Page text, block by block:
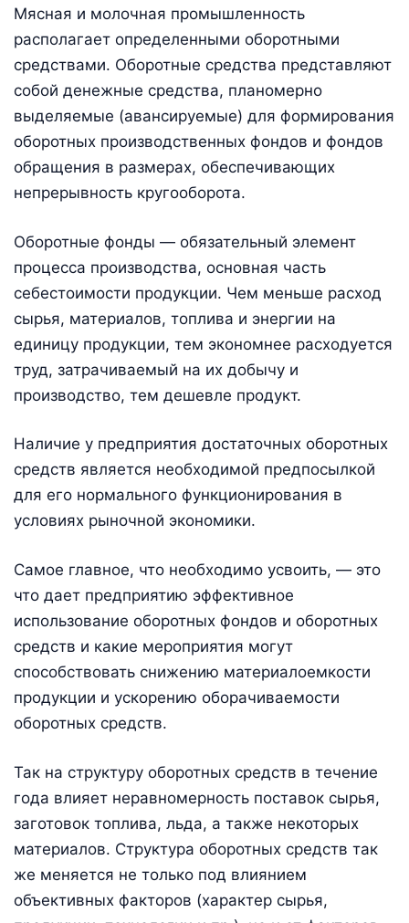
Мясная и молочная промышленность
располагает определенными оборотными
средствами. Оборотные средства представляют
собой денежные средства, планомерно
выделяемые (авансируемые) для формирования
оборотных производственных фондов и фондов
обращения в размерах, обеспечивающих
непрерывность кругооборота.
Оборотные фонды — обязательный элемент
процесса производства, основная часть
себестоимости продукции. Чем меньше расход
сырья, материалов, топлива и энергии на
единицу продукции, тем экономнее расходуется
труд, затрачиваемый на их добычу и
производство, тем дешевле продукт.
Наличие у предприятия достаточных оборотных
средств является необходимой предпосылкой
для его нормального функционирования в
условиях рыночной экономики.
Самое главное, что необходимо усвоить, — это
что дает предприятию эффективное
использование оборотных фондов и оборотных
средств и какие мероприятия могут
способствовать снижению материалоемкости
продукции и ускорению оборачиваемости
оборотных средств.
Так на структуру оборотных средств в течение
года влияет неравномерность поставок сырья,
заготовок топлива, льда, а также некоторых
материалов. Структура оборотных средств так
же меняется не только под влиянием
объективных факторов (характер сырья,